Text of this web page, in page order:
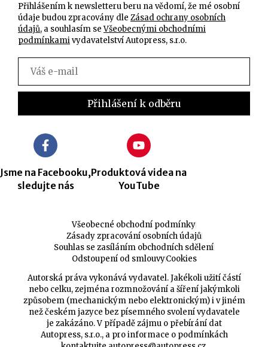
Přihlášením k newsletteru beru na vědomí, že mé osobní
údaje budou zpracovány dle Zásad ochrany osobních
údajů, a souhlasím seVšeobecnými obchodními
podmínkamivydavatelství Autopress, s.r.o.
Jsme na Facebooku,
sledujte nás
Produktová videa na
YouTube
Všeobecné obchodní podmínky
Zásady zpracování osobních údajů
Souhlas se zasíláním obchodních sdělení
Odstoupení od smlouvyCookies
Autorská práva vykonává vydavatel. Jakékoli užití částí
nebo celku, zejména rozmnožování a šíření jakýmkoli
způsobem (mechanickým nebo elektronickým) i v jiném
než českém jazyce bez písemného svolení vydavatele
je zakázáno. V případě zájmu o přebírání dat
Autopress, s.r.o., a pro informace o podmínkách